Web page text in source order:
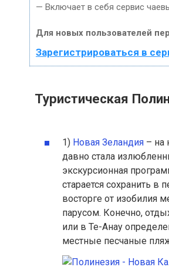
— Включает в себя сервис
Для новых пользователей
Зарегистрироваться в
Туристическая
1) Новая Зеландия – на
давно стала
экскурсионная
старается сохранить
восторге от изобилия
парусом. Конечно,
или в Те-Анау
местные песчаные